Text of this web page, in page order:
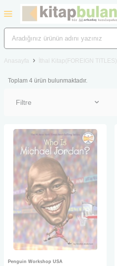
Anasayfa İthal Kitap(FOREIGN TITLES)
Toplam 4 ürün bulunmaktadır.
Filtre
Penguin Workshop USA